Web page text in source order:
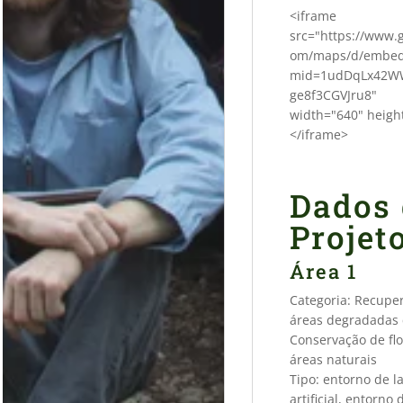
ç
ã
o
a
m
b
i
i
t
<iframe
src="https://
om/maps/d/
ge8f3CGVJru8"
width="640"
</iframe>
Dados
Área 1
Categoria:
áreas degradadas
Conservação de
áreas naturais
Tipo: entorno de
artificial, entorno